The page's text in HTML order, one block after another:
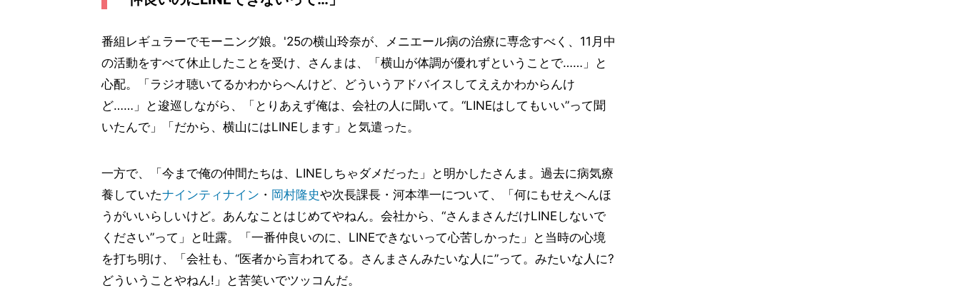
番組レギュラーでモーニング娘。'25の横山玲奈が、メニエール病の治療に専念すべく、11月中
の活動をすべて休止したことを受け、さんまは、「横山が体調が優れずということで……」と
心配。「ラジオ聴いてるかわからへんけど、どういうアドバイスしてええかわからんけ
ど……」と逡巡しながら、「とりあえず俺は、会社の人に聞いて。“LINEはしてもいい”って聞
いたんで」「だから、横山にはLINEします」と気遣った。
一方で、「今まで俺の仲間たちは、LINEしちゃダメだった」と明かしたさんま。過去に病気療
養していたナインティナイン ・ 岡村隆史や次長課長・河本準一について、「何にもせえへんほ
うがいいらしいけど。あんなことはじめてやねん。会社から、“さんまさんだけLINEしないで
ください”って」と吐露。「一番仲良いのに、LINEできないって心苦しかった」と当時の心境
を打ち明け、「会社も、“医者から言われてる。さんまさんみたいな人に”って。みたいな人に?
どういうことやねん!」と苦笑いでツッコんだ。